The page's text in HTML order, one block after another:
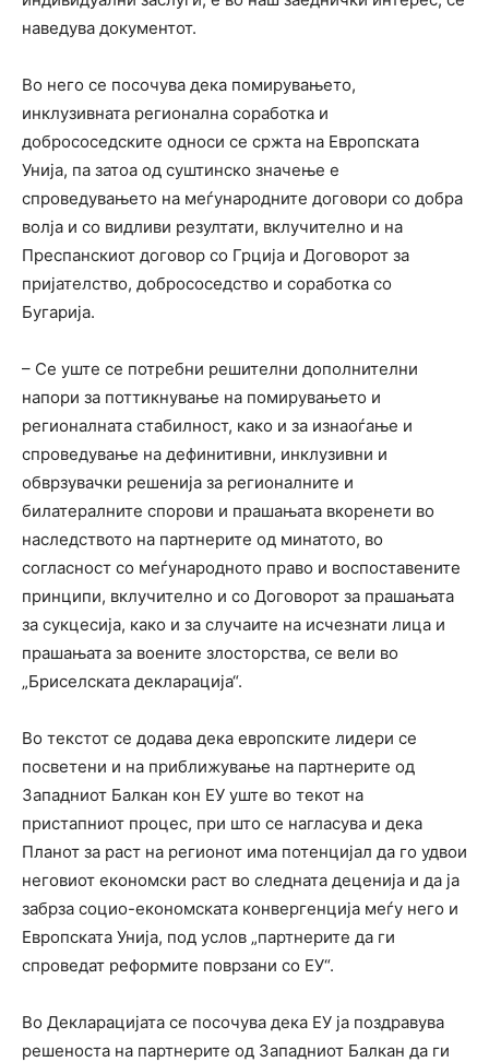
наведува документот.
Во него се посочува дека помирувањето,
инклузивната регионална соработка и
добрососедските односи се сржта на Европската
Унија, па затоа од суштинско значење е
спроведувањето на меѓународните договори со добра
волја и со видливи резултати, вклучително и на
Преспанскиот договор со Грција и Договорот за
пријателство, добрососедство и соработка со
Бугарија.
– Се уште се потребни решителни дополнителни
напори за поттикнување на помирувањето и
регионалната стабилност, како и за изнаоѓање и
спроведување на дефинитивни, инклузивни и
обврзувачки решенија за регионалните и
билатералните спорови и прашањата вкоренети во
наследството на партнерите од минатото, во
согласност со меѓународното право и воспоставените
принципи, вклучително и со Договорот за прашањата
за сукцесија, како и за случаите на исчезнати лица и
прашањата за воените злосторства, се вели во
„Бриселската декларација“.
Во текстот се додава дека европските лидери се
посветени и на приближување на партнерите од
Западниот Балкан кон ЕУ уште во текот на
пристапниот процес, при што се нагласува и дека
Планот за раст на регионот има потенцијал да го удвои
неговиот економски раст во следната деценија и да ја
забрза социо-економската конвергенција меѓу него и
Европската Унија, под услов „партнерите да ги
спроведат реформите поврзани со ЕУ“.
Во Декларацијата се посочува дека ЕУ ја поздравува
решеноста на партнерите од Западниот Балкан да ги